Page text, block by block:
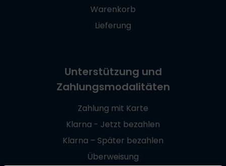
Warenkorb
Lieferung
Unterstützung und
Zahlungsmodalitäten
Zahlung mit Karte
Klarna - Jetzt bezahlen
Klarna – Später bezahlen
Überweisung